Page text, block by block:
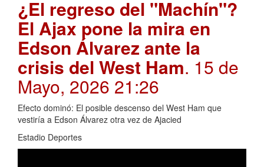
¿El regreso del "Machín"?
El Ajax pone la mira en
Edson Álvarez ante la
crisis del West Ham. 15 de
Mayo, 2026 21:26
Efecto dominó: El posible descenso del West Ham que
vestiría a Edson Álvarez otra vez de Ajacied
Estadio Deportes